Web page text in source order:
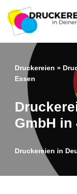
Zum
Inhalt
springen
Druckereien »
Essen
GmbH in
Druckereien in